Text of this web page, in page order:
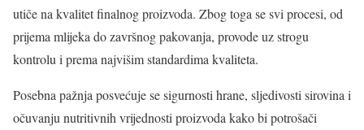
utiče na kvalitet finalnog proizvoda. Zbog toga se svi procesi, od
prijema mlijeka do završnog pakovanja, provode uz strogu
kontrolu i prema najvišim standardima kvaliteta.
Posebna pažnja posvećuje se sigurnosti hrane, sljedivosti sirovina i
očuvanju nutritivnih vrijednosti proizvoda kako bi potrošači